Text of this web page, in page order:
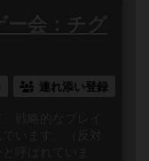
ー会：チグ
連れ添い登録
戦略的なプレイ
います。（反対
呼ばれていま